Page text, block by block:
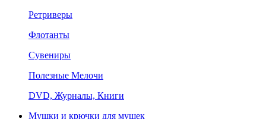
Ретриверы
Флотанты
Сувениры
Полезные Мелочи
DVD, Журналы, Книги
Мушки и крючки для мушек